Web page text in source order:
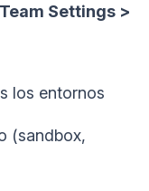
Team Settings >
los entornos
(sandbox,